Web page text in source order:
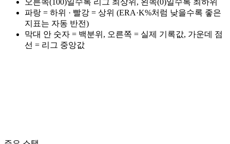
오른쪽(100)일수록 리그 최상위, 왼쪽(0)일수록 최하위
파랑 = 하위 · 빨강 = 상위 (ERA·K%처럼 낮을수록 좋은
지표는 자동 반전)
막대 안 숫자 = 백분위, 오른쪽 = 실제 기록값, 가운데 점
선 = 리그 중앙값